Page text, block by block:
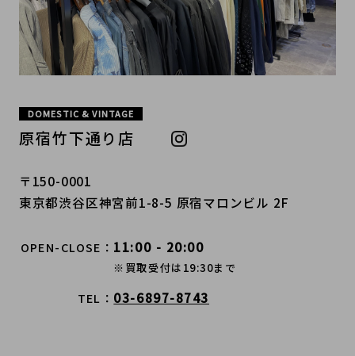
DOMESTIC & VINTAGE
原宿竹下通り店
〒150-0001
東京都渋谷区神宮前1-8-5 原宿マロンビル 2F
OPEN-CLOSE 11:00 - 20:00
※買取受付は19:30まで
TEL 03-6897-8743